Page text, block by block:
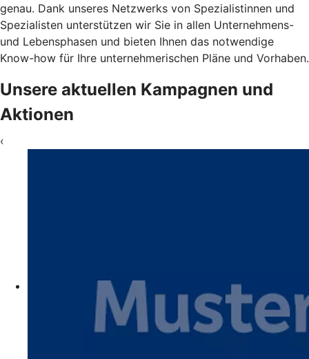
genau. Dank unseres Netzwerks von Spezialistinnen und
Spezialisten unterstützen wir Sie in allen Unternehmens-
und Lebensphasen und bieten Ihnen das notwendige
Know-how für Ihre unternehmerischen Pläne und Vorhaben.
Unsere aktuellen Kampagnen und
Aktionen
‹